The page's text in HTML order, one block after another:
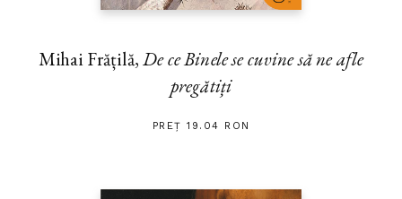
Mihai Frățilă,De ce Binele se cuvine să ne afle
pregătiți
PREȚ 19.04 RON